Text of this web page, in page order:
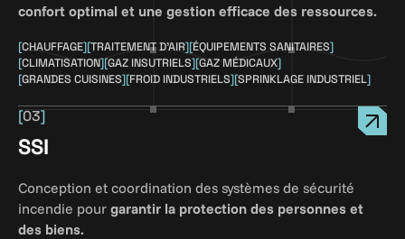
confort optimal et une gestion efficace des ressources.
[CHAUFFAGE][TRAITEMENT D'AIR][ÉQUIPEMENTS SANITAIRES]
[CLIMATISATION][GAZ INSUTRIELS][GAZ MÉDICAUX]
[GRANDES CUISINES][FROID INDUSTRIELS][SPRINKLAGE INDUSTRIEL]
[03]
SSI
Conception et coordination des systèmes de sécurité
incendie pour garantir la protection des personnes et
des biens.